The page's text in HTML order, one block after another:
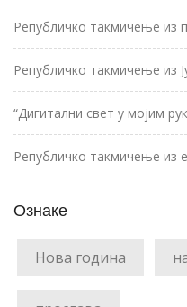
Републичко такмичење из
Републичко такмичење из
“Дигитални свет у мојим
Републичко такмичење из
Ознаке
Нова година